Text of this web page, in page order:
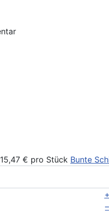
15,47 € pro Stück Bunte
+
–